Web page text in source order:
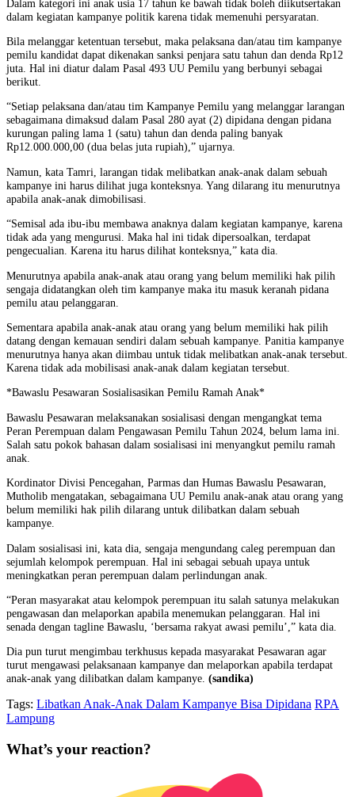
Dalam kategori ini anak usia 17 tahun ke bawah tidak boleh diikutsertakan
dalam kegiatan kampanye politik karena tidak memenuhi persyaratan.
Bila melanggar ketentuan tersebut, maka pelaksana dan/atau tim kampanye
pemilu kandidat dapat dikenakan sanksi penjara satu tahun dan denda Rp12
juta. Hal ini diatur dalam Pasal 493 UU Pemilu yang berbunyi sebagai
berikut.
“Setiap pelaksana dan/atau tim Kampanye Pemilu yang melanggar larangan
sebagaimana dimaksud dalam Pasal 280 ayat (2) dipidana dengan pidana
kurungan paling lama 1 (satu) tahun dan denda paling banyak
Rp12.000.000,00 (dua belas juta rupiah),” ujarnya.
Namun, kata Tamri, larangan tidak melibatkan anak-anak dalam sebuah
kampanye ini harus dilihat juga konteksnya. Yang dilarang itu menurutnya
apabila anak-anak dimobilisasi.
“Semisal ada ibu-ibu membawa anaknya dalam kegiatan kampanye, karena
tidak ada yang mengurusi. Maka hal ini tidak dipersoalkan, terdapat
pengecualian. Karena itu harus dilihat konteksnya,” kata dia.
Menurutnya apabila anak-anak atau orang yang belum memiliki hak pilih
sengaja didatangkan oleh tim kampanye maka itu masuk keranah pidana
pemilu atau pelanggaran.
Sementara apabila anak-anak atau orang yang belum memiliki hak pilih
datang dengan kemauan sendiri dalam sebuah kampanye. Panitia kampanye
menurutnya hanya akan diimbau untuk tidak melibatkan anak-anak tersebut.
Karena tidak ada mobilisasi anak-anak dalam kegiatan tersebut.
*Bawaslu Pesawaran Sosialisasikan Pemilu Ramah Anak*
Bawaslu Pesawaran melaksanakan sosialisasi dengan mengangkat tema
Peran Perempuan dalam Pengawasan Pemilu Tahun 2024, belum lama ini.
Salah satu pokok bahasan dalam sosialisasi ini menyangkut pemilu ramah
anak.
Kordinator Divisi Pencegahan, Parmas dan Humas Bawaslu Pesawaran,
Mutholib mengatakan, sebagaimana UU Pemilu anak-anak atau orang yang
belum memiliki hak pilih dilarang untuk dilibatkan dalam sebuah
kampanye.
Dalam sosialisasi ini, kata dia, sengaja mengundang caleg perempuan dan
sejumlah kelompok perempuan. Hal ini sebagai sebuah upaya untuk
meningkatkan peran perempuan dalam perlindungan anak.
“Peran masyarakat atau kelompok perempuan itu salah satunya melakukan
pengawasan dan melaporkan apabila menemukan pelanggaran. Hal ini
senada dengan tagline Bawaslu, ‘bersama rakyat awasi pemilu’,” kata dia.
Dia pun turut mengimbau terkhusus kepada masyarakat Pesawaran agar
turut mengawasi pelaksanaan kampanye dan melaporkan apabila terdapat
anak-anak yang dilibatkan dalam kampanye. (sandika)
Tags: Libatkan Anak-Anak Dalam Kampanye Bisa Dipidana RPA
Lampung
What’s your reaction?